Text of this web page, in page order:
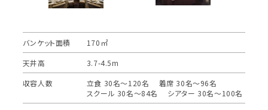
バンケット面積
170㎡
天井高
3.7-4.5m
収容人数
立食 30名〜120名 着席 30名〜96名
スクール 30名〜84名 シアター 30名〜100名